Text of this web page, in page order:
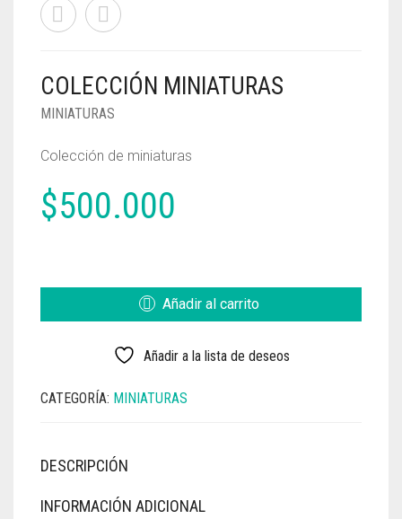
COLECCIÓN MINIATURAS
MINIATURAS
Colección de miniaturas
$500.000
Añadir al carrito
Añadir a la lista de deseos
CATEGORÍA: MINIATURAS
DESCRIPCIÓN
INFORMACIÓN ADICIONAL